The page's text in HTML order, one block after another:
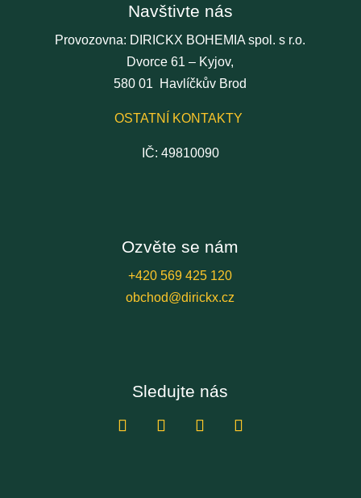
Navštivte nás
Provozovna: DIRICKX BOHEMIA spol. s r.o.
Dvorce 61 – Kyjov,
580 01 Havlíčkův Brod
OSTATNÍ KONTAKTY
IČ: 49810090
Ozvěte se nám
+420 569 425 120
obchod@dirickx.cz
Sledujte nás